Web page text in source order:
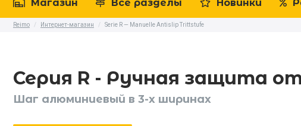
Магазин Все разделы Новинки
Reimo / Интернет-магазин / Serie R — Manuelle Antislip Trittstufe
Серия R - Ручная защита
Шаг алюминиевый в 3-х ширинах